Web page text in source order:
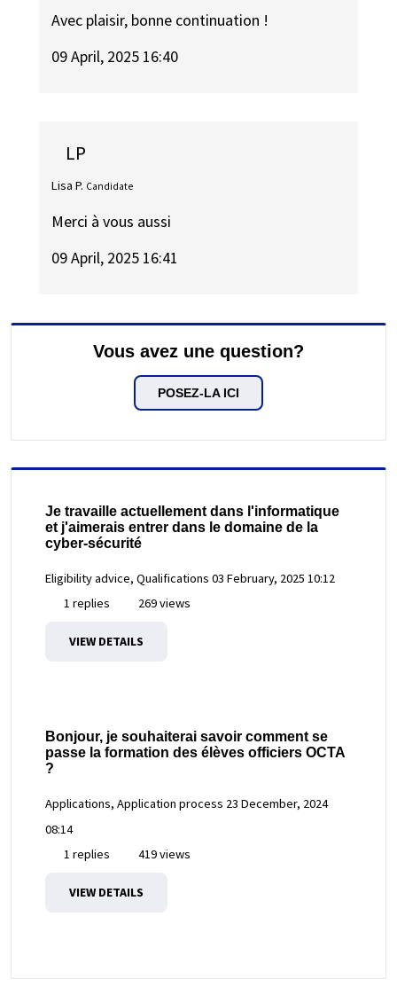
Avec plaisir, bonne continuation !
09 April, 2025 16:40
LP
Lisa P. Candidate
Merci à vous aussi
09 April, 2025 16:41
Vous avez une question?
POSEZ-LA ICI
Je travaille actuellement dans l'informatique
et j'aimerais entrer dans le domaine de la
cyber-sécurité
Eligibility advice, Qualifications 03 February, 2025 10:12
1 replies
269 views
VIEW DETAILS
Bonjour, je souhaiterai savoir comment se
passe la formation des élèves officiers OCTA
?
Applications, Application process 23 December, 2024
08:14
1 replies
419 views
VIEW DETAILS